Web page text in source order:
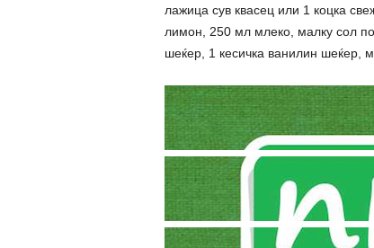
лажица сув квасец или 1 коцка
лимон, 250 мл млеко, малку сол
шеќер, 1 кесичка ванилин шеќер,